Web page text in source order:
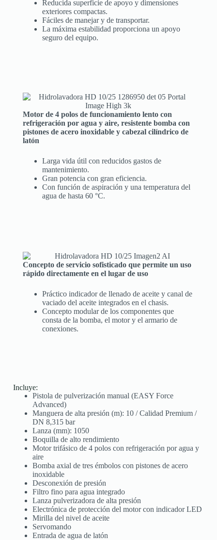
Reducida superficie de apoyo y dimensiones
exteriores compactas.
Fáciles de manejar y de transportar.
La máxima estabilidad proporciona un apoyo
seguro del equipo.
Motor de 4 polos de funcionamiento lento con
refrigeración por agua y aire, resistente bomba con
pistones de acero inoxidable y cabezal cilíndrico de
latón
Larga vida útil con reducidos gastos de
mantenimiento.
Gran potencia con gran eficiencia.
Con función de aspiración y una temperatura del
agua de hasta 60 °C.
Concepto de servicio sofisticado que permite un uso
rápido directamente en el lugar de uso
Práctico indicador de llenado de aceite y canal de
vaciado del aceite integrados en el chasis.
Concepto modular de los componentes que
consta de la bomba, el motor y el armario de
conexiones.
Incluye:
Pistola de pulverización manual (EASY Force
Advanced)
Manguera de alta presión (m): 10 / Calidad Premium /
DN 8,315 bar
Lanza (mm): 1050
Boquilla de alto rendimiento
Motor trifásico de 4 polos con refrigeración por agua y
aire
Bomba axial de tres émbolos con pistones de acero
inoxidable
Desconexión de presión
Filtro fino para agua integrado
Lanza pulverizadora de alta presión
Electrónica de protección del motor con indicador LED
Mirilla del nivel de aceite
Servomando
Entrada de agua de latón